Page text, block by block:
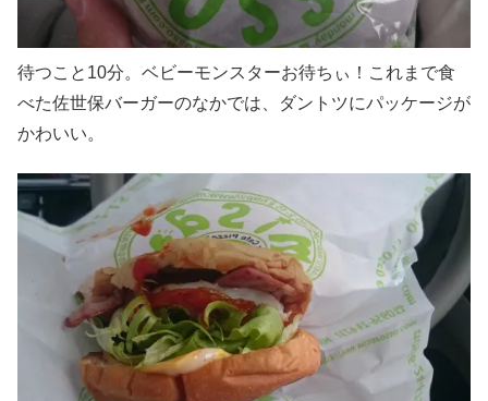
待つこと10分。ベビーモンスターお待ちぃ！これまで食
べた佐世保バーガーのなかでは、ダントツにパッケージが
かわいい。